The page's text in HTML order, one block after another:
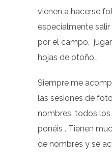
vienen a hacerse
especialmente
por el campo,
hojas de otoño…
Siempre me
las sesiones de
nombres, todos
ponéis . Tienen
de nombres y se